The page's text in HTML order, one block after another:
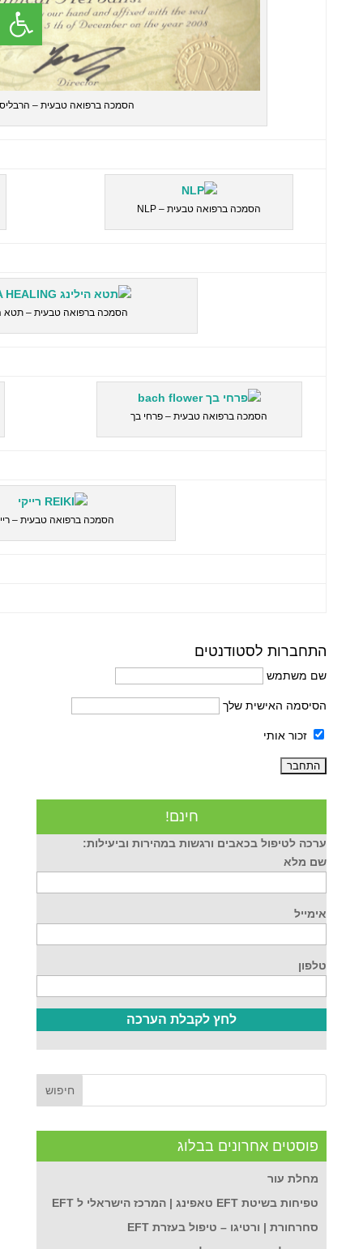
הסמכה ברפואה טבעית –
הסמכה ברפואה טבעית – NLP
הסמכה ברפואה טבעית – תטא
הסמכה ברפואה טבעית – פרחי בך
הסמכה ברפואה טבעית –
התחברות לסטודנטים
שם משתמש
הסיסמה האישית שלך
זכור אותי
חינם!
ערכה לטיפול בכאבים ורגשות במהירות וביעילות:
שם מלא
אימייל
טלפון
פוסטים אחרונים בבלוג
מחלת עור
טפיחות בשיטת EFT טאפינג | המרכז הישראלי ל EFT
סחרחורת | ורטיגו – טיפול בעזרת EFT
פתח